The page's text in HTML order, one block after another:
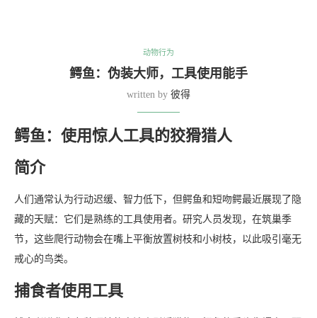
藏的天赋：它们是熟练的工具使用者。研究人员发现，在筑巢季
捕食者使用工具
捕食者进化出各种巧妙的方法来引诱猎物。鳄龟的舌头像蠕虫，而
鳄鱼的独特诱饵
这些爬行动物会将自己置于鸟类筑巢点附近的浅水区，伪装成漂浮